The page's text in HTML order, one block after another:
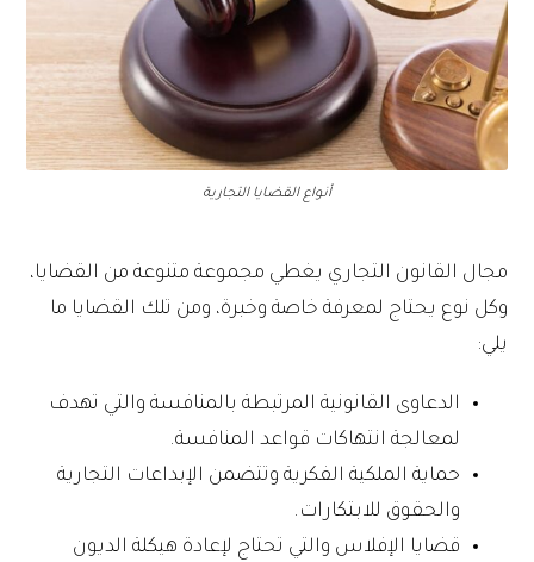
أنواع القضايا التجارية
مجال القانون التجاري يغطي مجموعة متنوعة من القضايا،
وكل نوع يحتاج لمعرفة خاصة وخبرة، ومن تلك القضايا ما
يلي:
الدعاوى القانونية المرتبطة بالمنافسة والتي تهدف
لمعالجة انتهاكات قواعد المنافسة.
حماية الملكية الفكرية وتتضمن الإبداعات التجارية
والحقوق للابتكارات.
قضايا الإفلاس والتي تحتاج لإعادة هيكلة الديون